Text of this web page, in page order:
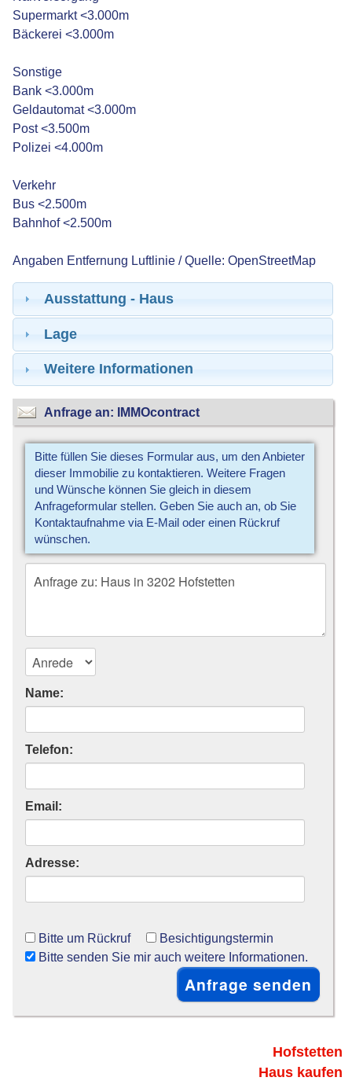
Supermarkt <3.000m
Bäckerei <3.000m
Sonstige
Bank <3.000m
Geldautomat <3.000m
Post <3.500m
Polizei <4.000m
Verkehr
Bus <2.500m
Bahnhof <2.500m
Angaben Entfernung Luftlinie / Quelle: OpenStreetMap
Ausstattung - Haus
Lage
Weitere Informationen
Anfrage an: IMMOcontract
Bitte füllen Sie dieses Formular aus, um den Anbieter
dieser Immobilie zu kontaktieren. Weitere Fragen
und Wünsche können Sie gleich in diesem
Anfrageformular stellen. Geben Sie auch an, ob Sie
Kontaktaufnahme via E-Mail oder einen Rückruf
wünschen.
Name:
Telefon:
Email:
Adresse:
Bitte um Rückruf
Besichtigungstermin
Bitte senden Sie mir auch weitere Informationen.
Hofstetten
Haus kaufen